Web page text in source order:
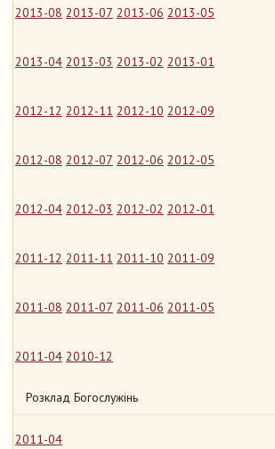
2013-08 2013-07 2013-06 2013-05
2013-04 2013-03 2013-02 2013-01
2012-12 2012-11 2012-10 2012-09
2012-08 2012-07 2012-06 2012-05
2012-04 2012-03 2012-02 2012-01
2011-12 2011-11 2011-10 2011-09
2011-08 2011-07 2011-06 2011-05
2011-04 2010-12
Розклад Богослужінь
2011-04